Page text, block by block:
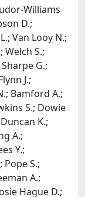
Williams
D.;
Van Looy N.;
Welch S.;
G.;
J.;
Bamford A.;
S.; Dowie
K.;
A.;
Y.;
Pope S.;
A.;
Hague D.;